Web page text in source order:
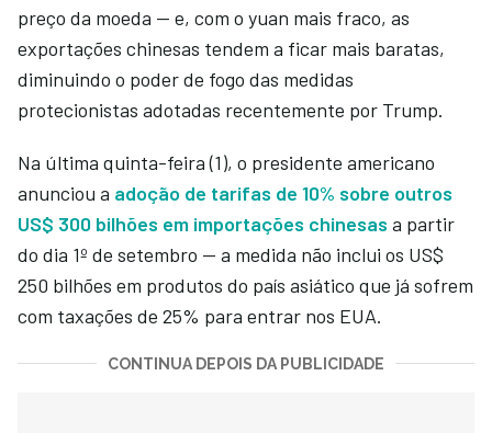
preço da moeda — e, com o yuan mais fraco, as
exportações chinesas tendem a ficar mais baratas,
diminuindo o poder de fogo das medidas
protecionistas adotadas recentemente por Trump.
Na última quinta-feira (1), o presidente americano
anunciou a adoção de tarifas de 10% sobre outros
US$ 300 bilhões em importações chinesas a partir
do dia 1º de setembro — a medida não inclui os US$
250 bilhões em produtos do país asiático que já sofrem
com taxações de 25% para entrar nos EUA.
CONTINUA DEPOIS DA PUBLICIDADE